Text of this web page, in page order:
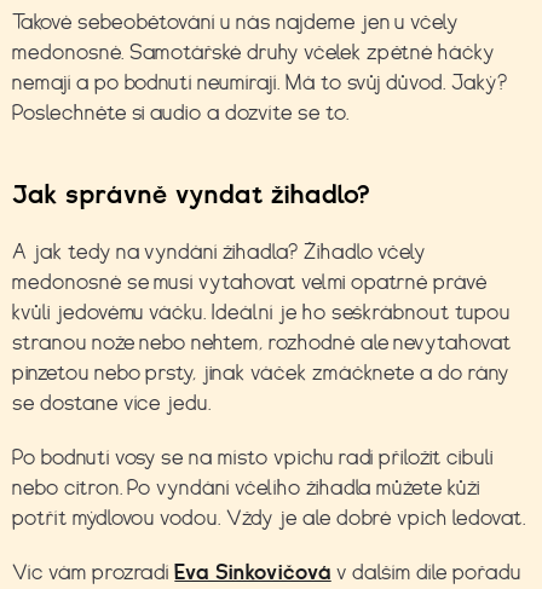
Takové sebeobětování u nás najdeme jen u včely
medonosné. Samotářské druhy včelek zpětné háčky
nemají a po bodnutí neumírají. Má to svůj důvod. Jaký?
Poslechněte si audio a dozvíte se to.
Jak správně vyndat žihadlo?
A jak tedy na vyndání žihadla? Žihadlo včely
medonosné se musí vytahovat velmi opatrně právě
kvůli jedovému váčku. Ideální je ho seškrábnout tupou
stranou nože nebo nehtem, rozhodně ale nevytahovat
pinzetou nebo prsty, jinak váček zmáčknete a do rány
se dostane více jedu.
Po bodnutí vosy se na místo vpichu radí přiložit cibuli
nebo citron. Po vyndání včelího žihadla můžete kůži
potřít mýdlovou vodou. Vždy je ale dobré vpich ledovat.
Víc vám prozradíEva Sinkovičová v dalším díle pořadu